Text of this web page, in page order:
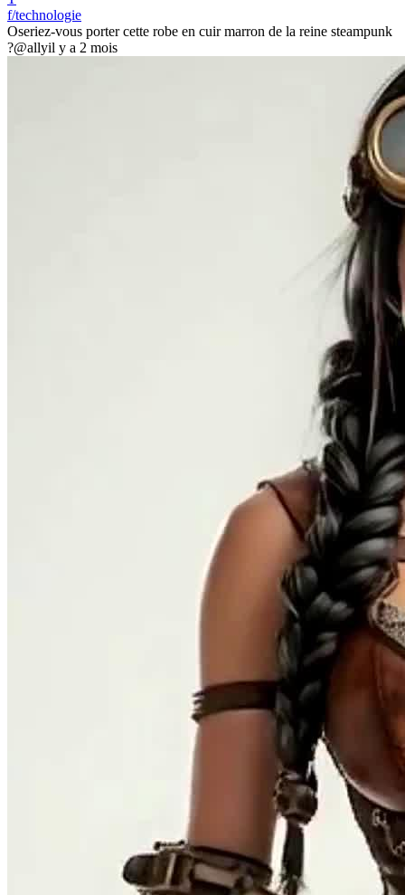
f/technologie
Oseriez-vous porter cette robe en cuir marron de la reine steampunk
?@allyil y a 2 mois